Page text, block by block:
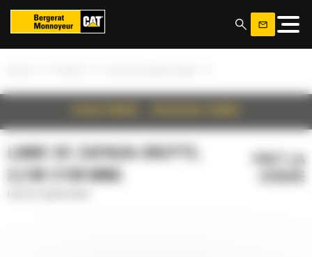
LAME DE ZAPADA DREPTE,
3.2 M (1109 MM)
Panoul de gestionare a panourilor cookie